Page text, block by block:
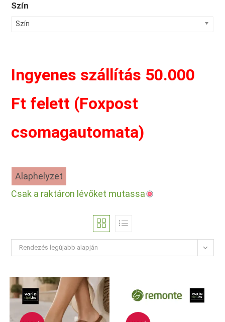
Szín
Szín
Ingyenes szállítás 50.000
Ft felett (Foxpost
csomagautomata)
Alaphelyzet
Csak a raktáron lévőket mutassa
Rendezés legújabb alapján